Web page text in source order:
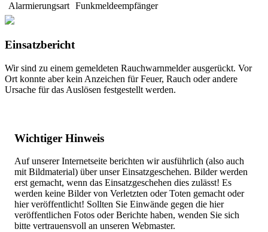
Alarmierungsart Funkmeldeempfänger
Einsatzbericht
Wir sind zu einem gemeldeten Rauchwarnmelder ausgerückt. Vor
Ort konnte aber kein Anzeichen für Feuer, Rauch oder andere
Ursache für das Auslösen festgestellt werden.
Wichtiger Hinweis
Auf unserer Internetseite berichten wir ausführlich (also auch
mit Bildmaterial) über unser Einsatzgeschehen. Bilder werden
erst gemacht, wenn das Einsatzgeschehen dies zulässt! Es
werden keine Bilder von Verletzten oder Toten gemacht oder
hier veröffentlicht! Sollten Sie Einwände gegen die hier
veröffentlichen Fotos oder Berichte haben, wenden Sie sich
bitte vertrauensvoll an unseren Webmaster.